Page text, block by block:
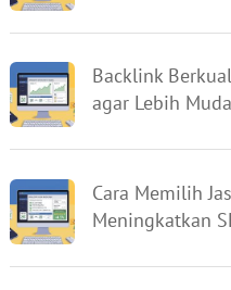
Backlink
agar Lebih
Cara Memilih
Meningkatkan